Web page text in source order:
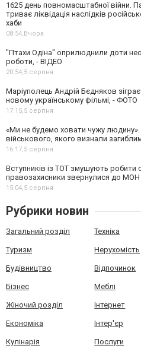
1625 день повномасштабної війни.
триває ліквідація наслідків
хаби
08:54, Вчора
"Птахи Одіна" оприлюднили доти
роботи, - ВІДЕО
20:54,5 серпня
Маріуполець Андрій Бєдняков
новому українському фільмі, - ФОТО
17:15,5 серпня
«Ми не будемо ховати чужу
військового, якого визнали
16:17,5 серпня
Вступників із ТОТ змушують робити
правозахисники звернулися до МОН
15:04,5 серпня
Рубрики новин
Загальний розділ Техніка
Туризм Нерухомість
Будівництво Відпочинок
Бізнес Меблі
Жіночий розділ Інтернет
Економіка Інтер'єр
Кулінарія Послуги